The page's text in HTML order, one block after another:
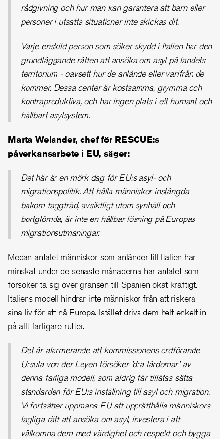
rådgivning och hur man kan garantera att barn eller
personer i utsatta situationer inte skickas dit.
Varje enskild person som söker skydd i Italien har den
grundläggande rätten att ansöka om asyl på landets
territorium - oavsett hur de anlände eller varifrån de
kommer. Dessa center är kostsamma, grymma och
kontraproduktiva, och har ingen plats i ett humant och
hållbart asylsystem.
Marta Welander, chef för RESCUE:s
påverkansarbete i EU, säger:
Det här är en mörk dag för EU:s asyl- och
migrationspolitik. Att hålla människor instängda
bakom taggtråd, avsiktligt utom synhåll och
bortglömda, är inte en hållbar lösning på Europas
migrationsutmaningar.
Medan antalet människor som anländer till Italien har
minskat under de senaste månaderna har antalet som
försöker ta sig över gränsen till Spanien ökat kraftigt.
Italiens modell hindrar inte människor från att riskera
sina liv för att nå Europa. Istället drivs dem helt enkelt in
på allt farligare rutter.
Det är alarmerande att kommissionens ordförande
Ursula von der Leyen försöker ’dra lärdomar’ av
denna farliga modell, som aldrig får tillåtas sätta
standarden för EU:s inställning till asyl och migration.
Vi fortsätter uppmana EU att upprätthålla människors
lagliga rätt att ansöka om asyl, investera i att
välkomna dem med värdighet och respekt och bygga